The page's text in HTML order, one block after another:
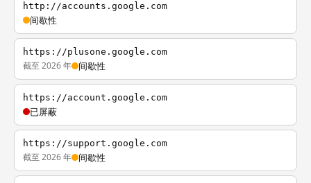
http://accounts.google.com
间歇性
https://plusone.google.com
截至 2026 年 间歇性
https://account.google.com
已屏蔽
https://support.google.com
截至 2026 年 间歇性